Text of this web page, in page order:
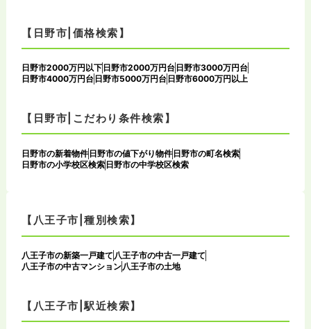
【日野市|価格検索】
日野市2000万円以下 日野市2000万円台 日野市3000万円台
日野市4000万円台 日野市5000万円台 日野市6000万円以上
【日野市|こだわり条件検索】
日野市の新着物件日野市の値下がり物件日野市の町名検索
日野市の小学校区検索日野市の中学校区検索
【八王子市|種別検索】
八王子市の新築一戸建て 八王子市の中古一戸建て
八王子市の中古マンション八王子市の土地
【八王子市|駅近検索】